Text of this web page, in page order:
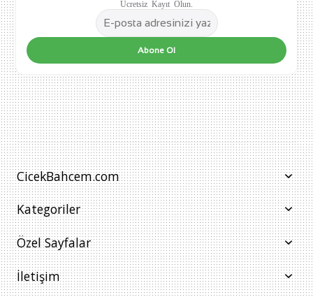
Ücretsiz Kayıt Olun.
Abone Ol
CicekBahcem.com
Kategoriler
Özel Sayfalar
İletişim